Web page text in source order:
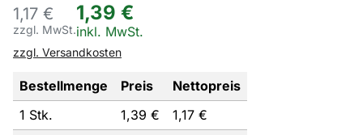
1,17 €
zzgl. MwSt.
1,39 €
Steuerhinweis:
inkl. MwSt.
zzgl. Versandkosten
Bestellmenge Preis
Nettopreis
1 Stk.
1,39 € 1,17 €